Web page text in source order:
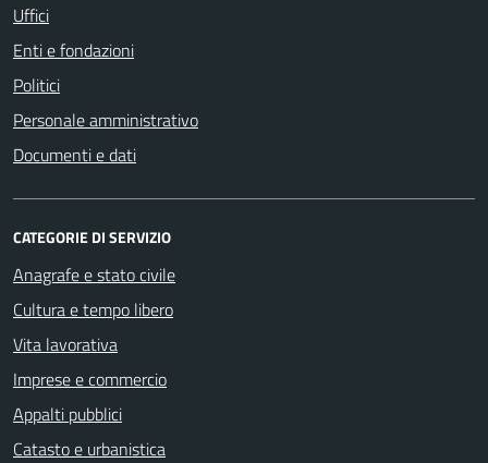
Uffici
Enti e fondazioni
Politici
Personale amministrativo
Documenti e dati
CATEGORIE DI SERVIZIO
Anagrafe e stato civile
Cultura e tempo libero
Vita lavorativa
Imprese e commercio
Appalti pubblici
Catasto e urbanistica